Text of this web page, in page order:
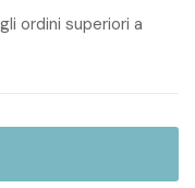
ordini superiori a